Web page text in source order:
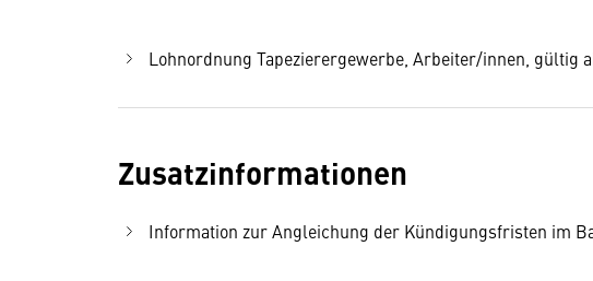
Lohnordnung Tapezierergewerbe, Arbeiter/innen, gültig
Zusatzinformationen
Information zur Angleichung der Kündigungsfristen im